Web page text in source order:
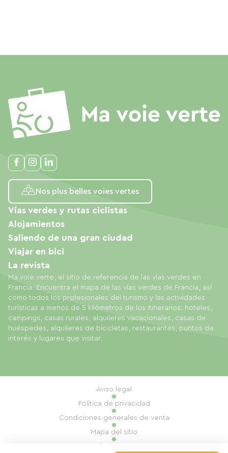
Nos plus belles voies vertes
Ma voie verte, el sitio de referencia de las vías verdes en
Francia. Encuentra el mapa de las vías verdes de Francia, así
como todos los profesionales del turismo y las actividades
turísticas a menos de 5 kilómetros de los itinerarios: hoteles,
campings, casas rurales, alquileres vacacionales, casas de
huéspedes, alquileres de bicicletas, restaurantes, puntos de
interés y lugares que visitar.
Vías verdes y rutas ciclistas
Alojamientos
Saliendo de una gran ciudad
Viajar en bici
La revista
Aviso legal
Política de privacidad
Condiciones generales de venta
Mapa del sitio